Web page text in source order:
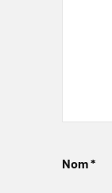
Nom*